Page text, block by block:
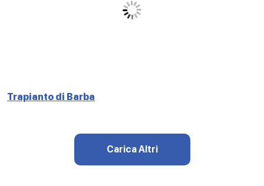
Trapianto di Barba
Carica Altri